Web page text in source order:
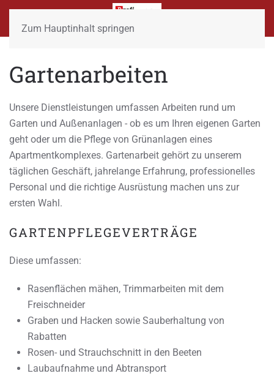
Zum Hauptinhalt springen
Gartenarbeiten
Unsere Dienstleistungen umfassen Arbeiten rund um
Garten und Außenanlagen - ob es um Ihren eigenen Garten
geht oder um die Pflege von Grünanlagen eines
Apartmentkomplexes. Gartenarbeit gehört zu unserem
täglichen Geschäft, jahrelange Erfahrung, professionelles
Personal und die richtige Ausrüstung machen uns zur
ersten Wahl.
GARTENPFLEGEVERTRÄGE
Diese umfassen:
Rasenflächen mähen, Trimmarbeiten mit dem
Freischneider
Graben und Hacken sowie Sauberhaltung von
Rabatten
Rosen- und Strauchschnitt in den Beeten
Laubaufnahme und Abtransport